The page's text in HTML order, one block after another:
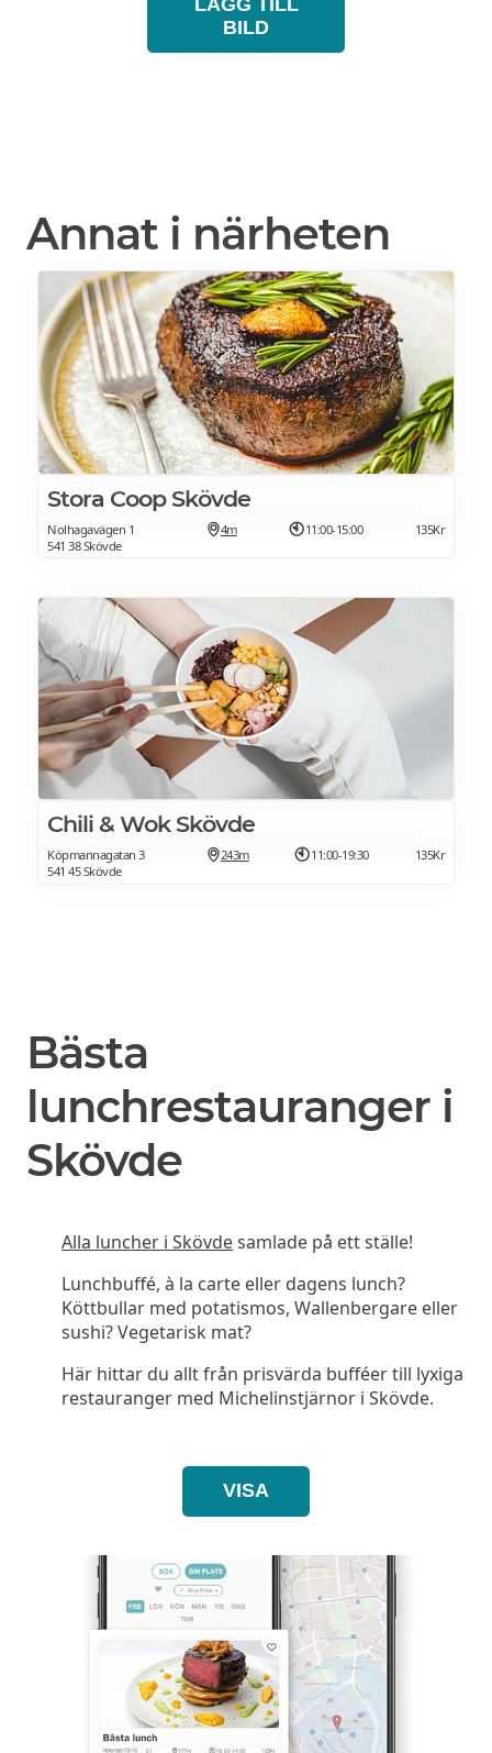
BILD
Annat i närheten
Stora Coop Skövde
Nolhagavägen 1
541 38 Skövde
4m 11:00-15:00 135Kr
Chili & Wok Skövde
Köpmannagatan 3
541 45 Skövde
243m 11:00-19:30 135Kr
Bästa
lunchrestauranger i
Skövde
Alla luncher i Skövdesamlade på ett ställe!
Lunchbuffé, à la carte eller dagens lunch?
Köttbullar med potatismos, Wallenbergare eller
sushi? Vegetarisk mat?
Här hittar du allt från prisvärda bufféer till lyxiga
restauranger med Michelinstjärnor i Skövde.
VISA